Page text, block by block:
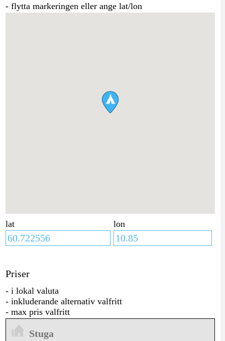
- flytta markeringen eller ange lat/lon
lat lon
Priser
- i lokal valuta
- inkluderande alternativ valfritt
- max pris valfritt
Stuga